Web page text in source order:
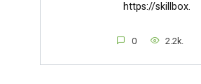
https://skillbox.
0 2.2k.